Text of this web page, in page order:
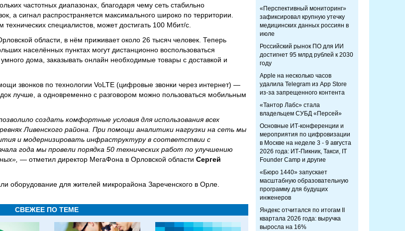
частотных диапазонах, благодаря чему сеть стабильно
а сигнал распространяется максимального широко по территории.
специалистов, может достигать 100 Мбит/с.
области, в нём приживает около 26 тысяч человек. Теперь
населённых пунктах могут дистанционно воспользоваться
дома, заказывать онлайн необходимые товары с доставкой и
звонков по технологии VoLTE (цифровые звонки через интернет) —
лучше, а одновременно с разговором можно пользоваться мобильным
создать комфортные условия для использования всех
Ливенского района. При помощи аналитики нагрузки на сеть мы
и модернизировать инфраструктуру в соответствии с
года мы провели порядка 50 технических работ по улучшению
— отметил директор МегаФона в Орловской области Сергей
оборудование для жителей микрорайона Зареченского в Орле.
СВЕЖЕЕ ПО ТЕМЕ
«Перспективный мониторинг»
зафиксировал крупную утечку
медицинских данных россиян в
июле
Российский рынок ПО для ИИ
достигнет 95 млрд рублей к 2030
году
Apple на несколько часов
удалила Telegram из App Store
из-за запрещенного контента
«Тантор Лабс» стала
владельцем СУБД «Персей»
Основные ИТ-конференции и
мероприятия по цифровизации
в Москве на неделе 3 - 9 августа
2026 года: ИТ-Пикник, Такси, IT
Founder Camp и другие
«Бюро 1440» запускает
масштабную образовательную
программу для будущих
инженеров
Яндекс отчитался по итогам II
квартала 2026 года: выручка
выросла на 16%